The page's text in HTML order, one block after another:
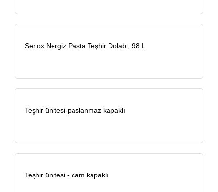
Senox Nergiz Pasta Teşhir Dolabı, 98 L
Teşhir ünitesi-paslanmaz kapaklı
Teşhir ünitesi - cam kapaklı